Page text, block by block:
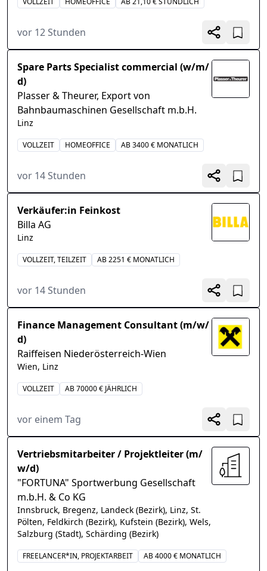
vor 12 Stunden
Spare Parts Specialist commercial (w/m/
d)
Plasser & Theurer, Export von
Bahnbaumaschinen Gesellschaft m.b.H.
Linz
VOLLZEIT HOMEOFFICE AB 3400 € MONATLICH
vor 14 Stunden
Verkäufer:in Feinkost
Billa AG
Linz
VOLLZEIT, TEILZEIT AB 2251 € MONATLICH
vor 14 Stunden
Finance Management Consultant (m/w/
d)
Raiffeisen Niederösterreich-Wien
Wien, Linz
VOLLZEIT AB 70000 € JÄHRLICH
vor einem Tag
Vertriebsmitarbeiter / Projektleiter (m/
w/d)
"FORTUNA" Sportwerbung Gesellschaft
m.b.H. & Co KG
Innsbruck, Bregenz, Landeck (Bezirk), Linz, St.
Pölten, Feldkirch (Bezirk), Kufstein (Bezirk), Wels,
Salzburg (Stadt), Schärding (Bezirk)
FREELANCER*IN, PROJEKTARBEIT AB 4000 € MONATLICH